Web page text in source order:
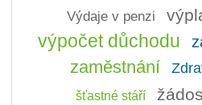
Výdaje v penzi
výpočet důchodu
zaměstnání
šťastné stáří